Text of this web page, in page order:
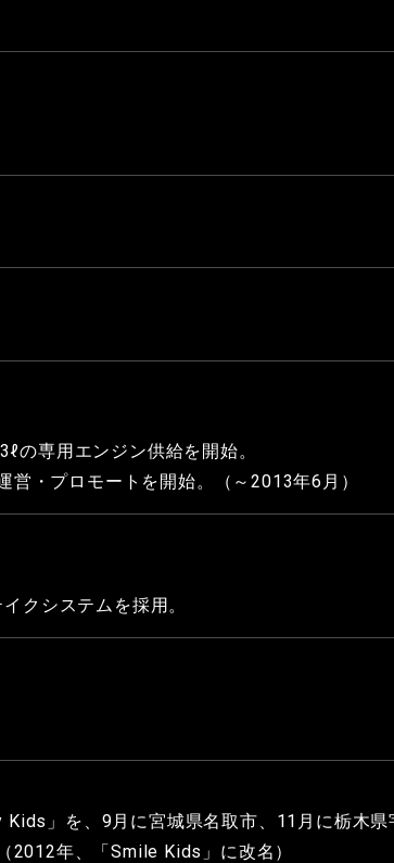
の専用エンジン供給を開始。
・プロモートを開始。（～2013年6月）
クシステムを採用。
」を、9月に宮城県名取市、11月に栃木
2012年、「Smile Kids」に改名）